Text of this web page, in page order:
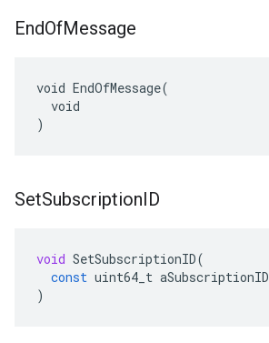
EndOfMessage
void EndOfMessage(
  void
)
SetSubscriptionID
void SetSubscriptionID(
const uint64_t aSubscriptionID
)